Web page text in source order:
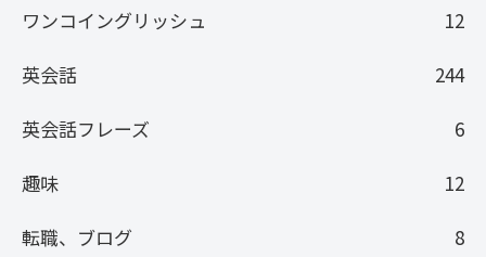
ワンコイングリッシュ
12
英会話
244
英会話フレーズ
6
趣味
12
転職、ブログ
8